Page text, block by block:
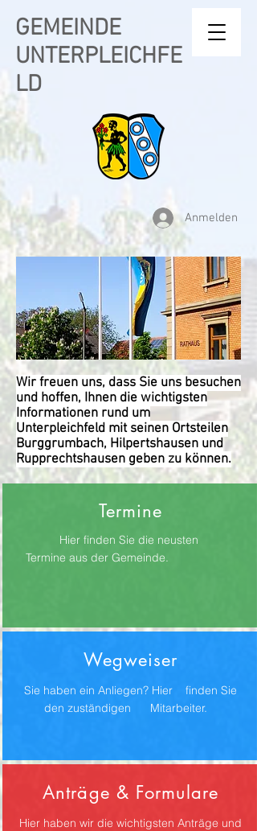
GEMEINDE
UNTERPLEICHFE
LD
Wir freuen uns, dass Sie uns besuchen
und hoffen, Ihnen die wichtigsten
Informationen rund um
Unterpleichfeld mit seinen Ortsteilen
Burggrumbach, Hilpertshausen und
Rupprechtshausen geben zu können.
Termine
Hier finden Sie die neusten
Termine aus der Gemeinde.
Wegweiser
Sie haben ein Anliegen? Hier finden Sie
den zuständigen Mitarbeiter.
Anträge & Formulare
Hier haben wir die wichtigsten Anträge und
Anmelden